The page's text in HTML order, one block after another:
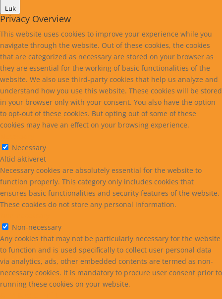
Luk
Privacy Overview
This website uses cookies to improve your experience while you
navigate through the website. Out of these cookies, the cookies
that are categorized as necessary are stored on your browser as
they are essential for the working of basic functionalities of the
website. We also use third-party cookies that help us analyze and
understand how you use this website. These cookies will be stored
in your browser only with your consent. You also have the option
to opt-out of these cookies. But opting out of some of these
cookies may have an effect on your browsing experience.
Necessary
Altid aktiveret
Necessary cookies are absolutely essential for the website to
function properly. This category only includes cookies that
ensures basic functionalities and security features of the website.
These cookies do not store any personal information.
Non-necessary
Any cookies that may not be particularly necessary for the website
to function and is used specifically to collect user personal data
via analytics, ads, other embedded contents are termed as non-
necessary cookies. It is mandatory to procure user consent prior to
running these cookies on your website.